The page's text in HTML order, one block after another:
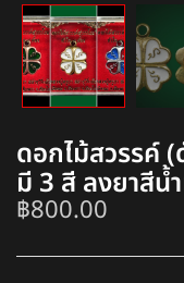
ดอกไม้สวรรค์
มี 3 สี ลงยาสีน้
฿800.00